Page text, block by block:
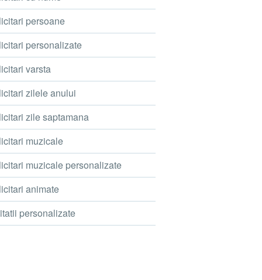
persoane
personalizate
varsta
zilele anului
zile saptamana
muzicale
muzicale personalizate
animate
personalizate